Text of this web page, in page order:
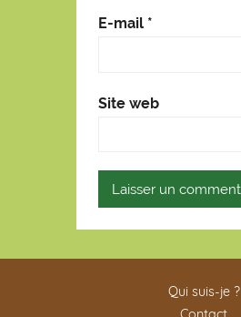
E-mail *
Site web
Qui suis-je ?